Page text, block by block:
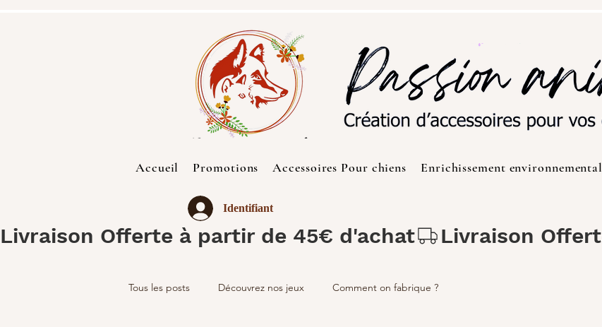
Accueil Promotions Accessoires Pour chiens Enrichissement environnemental
Identifiant
Livraison Offerte à partir de 45€ d'achat
Tous les posts Découvrez nos jeux Comment on fabrique ?